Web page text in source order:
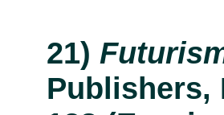
Publishers,